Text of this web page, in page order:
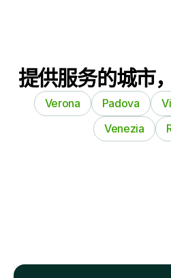
提供服务的城市
Verona Padova
Venezia